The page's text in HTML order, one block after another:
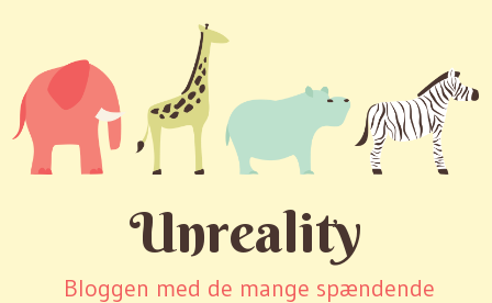
Unreality
Bloggen med de mange spændende